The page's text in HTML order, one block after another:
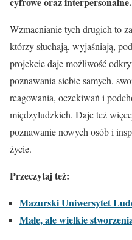
Wzmacnianie tych drugich to
którzy słuchają, wyjaśniają,
projekcie daje możliwość
poznawania siebie samych,
reagowania, oczekiwań i
międzyludzkich. Daje też
poznawanie nowych osób i
życie.
Przeczytaj też:
Mazurski Uniwersytet
Małe, ale wielkie